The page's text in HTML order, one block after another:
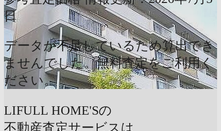
日
データが不足しているため算出でき
ませんでした。無料査定をご利用く
ださい。
LIFULL HOME'Sの
不動産査定サービスは